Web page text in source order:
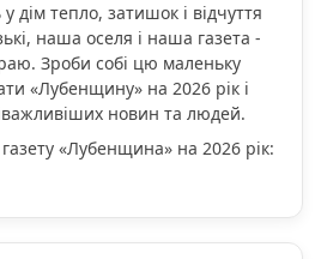
дім тепло, затишок і відчуття
наша оселя і наша газета -
Зроби собі цю маленьку
«Лубенщину» на 2026 рік і
новин та людей.
«Лубенщина» на 2026 рік: